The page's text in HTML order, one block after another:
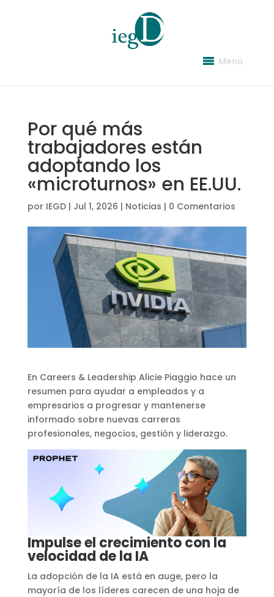
Menú
Por qué más
trabajadores están
adoptando los
«microturnos» en EE.UU.
por IEGD| Jul 1, 2026 | Noticias | 0 Comentarios
En Careers & Leadership Alicie Piaggio hace un
resumen para ayudar a empleados y a
empresarios a progresar y mantenerse
informado sobre nuevas carreras
profesionales, negocios, gestión y liderazgo.
Impulse el crecimiento con la
velocidad de la IA
La adopción de la IA está en auge, pero la
mayoría de los líderes carecen de una hoja de